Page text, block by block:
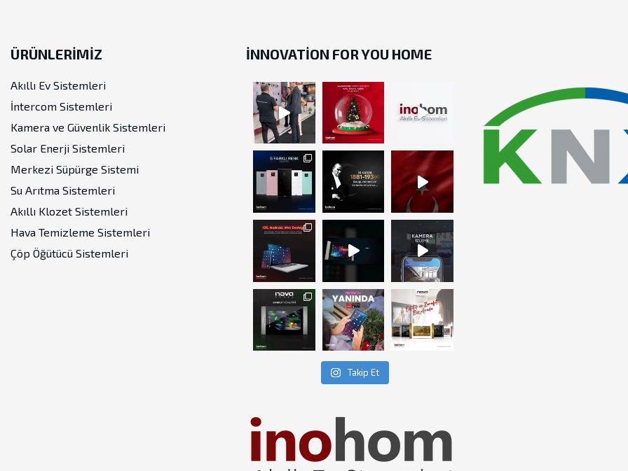
ÜRÜNLERİMİZ
Akıllı Ev Sistemleri
İntercom Sistemleri
Kamera ve Güvenlik Sistemleri
Solar Enerji Sistemleri
Merkezi Süpürge Sistemi
Su Arıtma Sistemleri
Akıllı Klozet Sistemleri
Hava Temizleme Sistemleri
Çöp Öğütücü Sistemleri
INNOVATION FOR YOU HOME
Takip Et